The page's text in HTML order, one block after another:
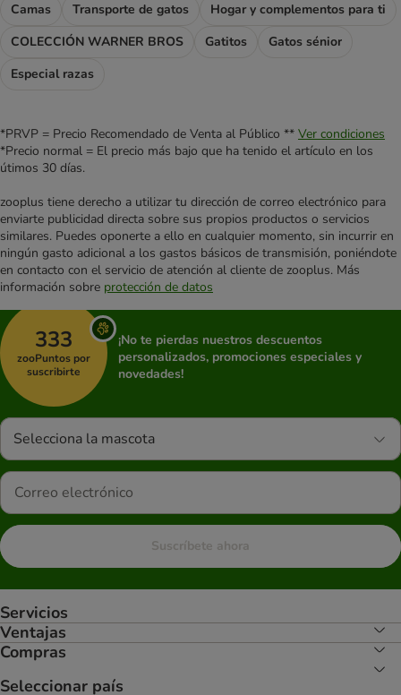
Camas
Transporte de gatos
Hogar y complementos para ti
COLECCIÓN WARNER BROS
Gatitos
Gatos sénior
Especial razas
*PRVP = Precio Recomendado de Venta al Público ** Ver condiciones
*Precio normal = El precio más bajo que ha tenido el artículo en los
útimos 30 días.
zooplus tiene derecho a utilizar tu dirección de correo electrónico para
enviarte publicidad directa sobre sus propios productos o servicios
similares. Puedes oponerte a ello en cualquier momento, sin incurrir en
ningún gasto adicional a los gastos básicos de transmisión, poniéndote
en contacto con el servicio de atención al cliente de zooplus. Más
información sobre protección de datos
333
zooPuntos por
suscribirte
¡No te pierdas nuestros descuentos
personalizados, promociones especiales y
novedades!
Selecciona la mascota
Suscríbete ahora
Servicios
Ventajas
Compras
Seleccionar país